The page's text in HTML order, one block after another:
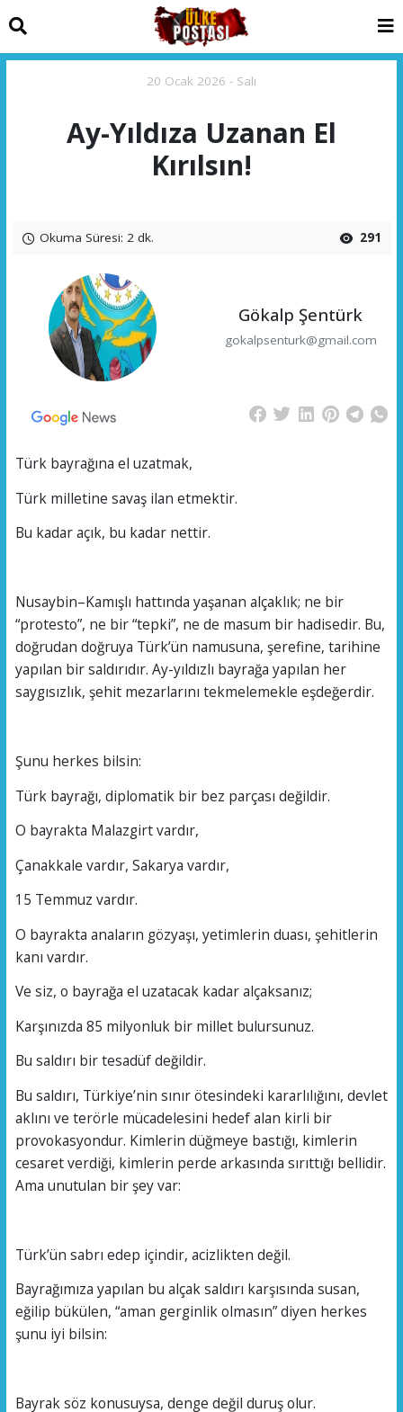
20 Ocak 2026 - Salı
Ay-Yıldıza Uzanan El
Kırılsın!
Okuma Süresi: 2 dk. 291
Gökalp Şentürk
gokalpsenturk@gmail.com
Türk bayrağına el uzatmak,
Türk milletine savaş ilan etmektir.
Bu kadar açık, bu kadar nettir.
Nusaybin–Kamışlı hattında yaşanan alçaklık; ne bir
“protesto”, ne bir “tepki”, ne de masum bir hadisedir. Bu,
doğrudan doğruya Türk’ün namusuna, şerefine, tarihine
yapılan bir saldırıdır. Ay-yıldızlı bayrağa yapılan her
saygısızlık, şehit mezarlarını tekmelemekle eşdeğerdir.
Şunu herkes bilsin:
Türk bayrağı, diplomatik bir bez parçası değildir.
O bayrakta Malazgirt vardır,
Çanakkale vardır, Sakarya vardır,
15 Temmuz vardır.
O bayrakta anaların gözyaşı, yetimlerin duası, şehitlerin
kanı vardır.
Ve siz, o bayrağa el uzatacak kadar alçaksanız;
Karşınızda 85 milyonluk bir millet bulursunuz.
Bu saldırı bir tesadüf değildir.
Bu saldırı, Türkiye’nin sınır ötesindeki kararlılığını, devlet
aklını ve terörle mücadelesini hedef alan kirli bir
provokasyondur. Kimlerin düğmeye bastığı, kimlerin
cesaret verdiği, kimlerin perde arkasında sırıttığı bellidir.
Ama unutulan bir şey var:
Türk’ün sabrı edep içindir, acizlikten değil.
Bayrağımıza yapılan bu alçak saldırı karşısında susan,
eğilip bükülen, “aman gerginlik olmasın” diyen herkes
şunu iyi bilsin:
Bayrak söz konusuysa, denge değil duruş olur.